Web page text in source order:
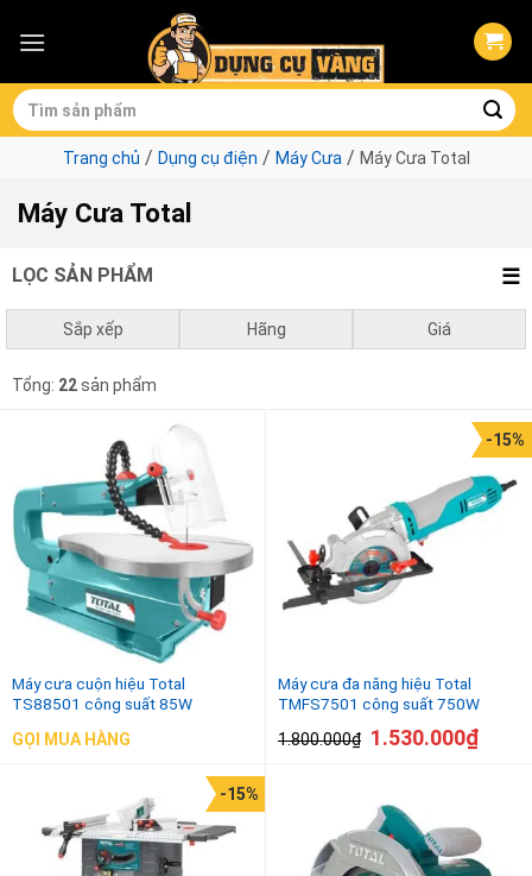
Tìm
kiếm:
Trang chủ / Dụng cụ điện / Máy Cưa/ Máy Cưa Total
Máy Cưa Total
LỌC SẢN PHẨM
Sắp xếp
Mặc định
Giá cao đến thấp
Hãng
Total
Giá
0₫-1.000.000₫
3.000.000
₫-10.000.000
10.000.000₫- 0₫
Tổng: 22sản phẩm
Máy cưa cuộn hiệu Total
TS88501 công suất 85W
GỌI MUA HÀNG
Máy cưa đa năng hiệu Total
TMFS7501 công suất 750W
1.800.000₫
-15%
1.530.000₫
-15%